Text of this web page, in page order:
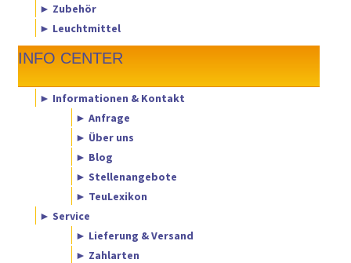
► Zubehör
► Leuchtmittel
INFO CENTER
► Informationen & Kontakt
► Anfrage
► Über uns
► Blog
► Stellenangebote
► TeuLexikon
► Service
► Lieferung & Versand
► Zahlarten